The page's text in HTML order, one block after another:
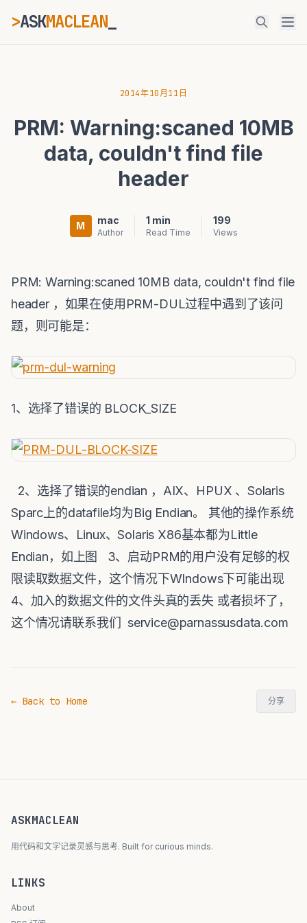
>ASKMACLEAN_
⌘K Ctrl+K
2014年10月11日
PRM: Warning:scaned 10MB
data, couldn't find file
header
M mac
Author
1 min
Read Time
199
Views
PRM: Warning:scaned 10MB data, couldn't find file
header ，如果在使用PRM-DUL过程中遇到了该问
题，则可能是：
1、选择了错误的 BLOCK_SIZE
2、选择了错误的endian ，AIX、HPUX 、Solaris
Sparc上的datafile均为Big Endian。 其他的操作系统
Windows、Linux、Solaris X86基本都为Little
Endian，如上图 3、启动PRM的用户没有足够的权
限读取数据文件，这个情况下WIndows下可能出现
4、加入的数据文件的文件头真的丢失 或者损坏了，
这个情况请联系我们 service@parnassusdata.com
← Back to Home 分享
ASKMACLEAN
用代码和文字记录灵感与思考. Built for curious minds.
LINKS
About